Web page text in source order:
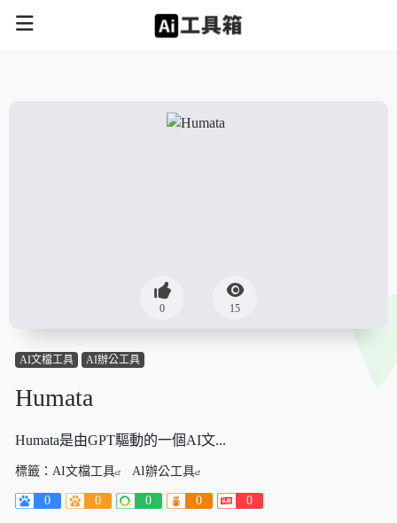
0 15
AI文檔工具 AI辦公工具
Humata
Humata是由GPT驅動的一個AI文...
標籤： AI文檔工具 AI辦公工具
0 0 0 0 0